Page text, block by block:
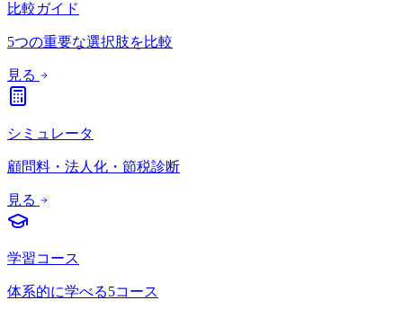
比較ガイド
5つの重要な選択肢を比較
見る
シミュレータ
顧問料・法人化・節税診断
見る
学習コース
体系的に学べる5コース